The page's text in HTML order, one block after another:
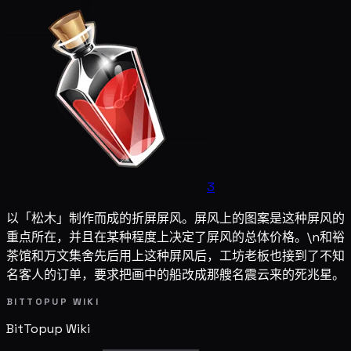
3
以「松木」制作而成的折屏屏风。屏风上的图案是这种屏风的
重点所在，并且在某种程度上决定了屏风的总体价格。\n和裕
茶馆和万文集舍先后用上这种屏风后，工坊老板也接到了不知
名客人的订单，要求把画中的船改成那艘名震云来的死兆星。
BITTOPUP WIKI
BitTopup Wiki